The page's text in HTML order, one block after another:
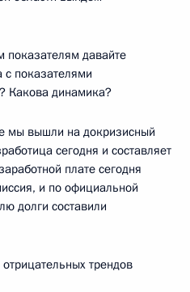
показателям давайте
с показателями
Какова динамика?
мы вышли на докризисный
сегодня и составляет
плате сегодня
и по официальной
долги составили
трендов